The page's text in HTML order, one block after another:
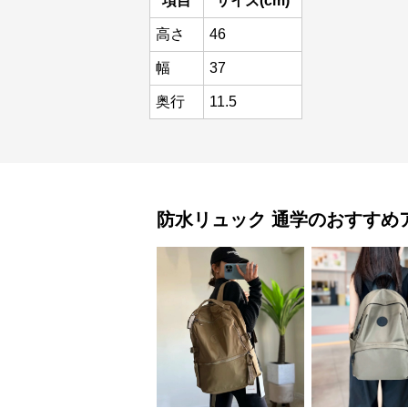
高さ 46
幅 37
奥行 11.5
防水リュック 通学のおすすめ